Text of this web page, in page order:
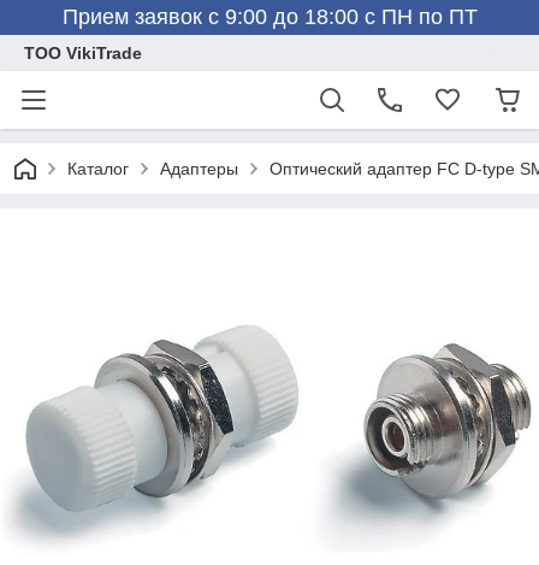
Прием заявок с 9:00 до 18:00 с ПН по ПТ
ТОО VikiTrade
Каталог Адаптеры Оптический адаптер FC D-type